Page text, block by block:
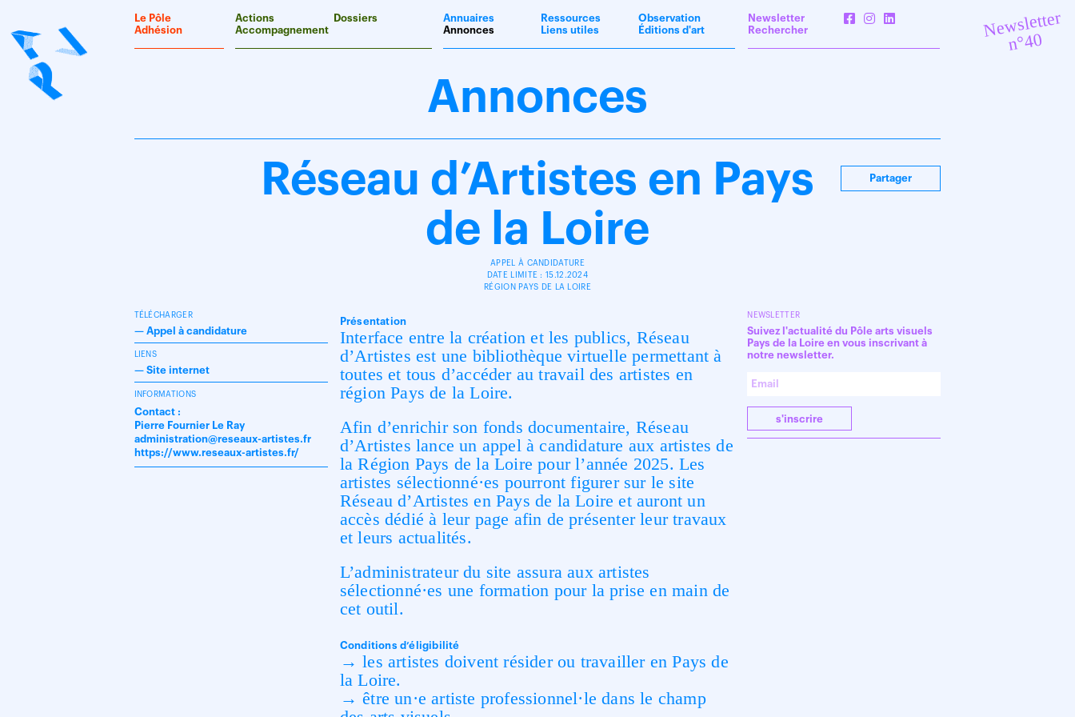
Newsletter
n°40
Le Pôle
Adhésion
Actions
Accompagnement
Dossiers
Annuaires
Annonces
Ressources
Liens utiles
Observation
Éditions d'art
Newsletter
Rechercher
Annonces
Partager
Réseau d’Artistes en Pays
de la Loire
APPEL À CANDIDATURE
DATE LIMITE : 15.12.2024
RÉGION PAYS DE LA LOIRE
Présentation
Interface entre la création et les publics, Réseau
d’Artistes est une bibliothèque virtuelle permettant à
toutes et tous d’accéder au travail des artistes en
région Pays de la Loire.
Afin d’enrichir son fonds documentaire, Réseau
d’Artistes lance un appel à candidature aux artistes de
la Région Pays de la Loire pour l’année 2025. Les
artistes sélectionné·es pourront figurer sur le site
Réseau d’Artistes en Pays de la Loire et auront un
accès dédié à leur page afin de présenter leur travaux
et leurs actualités.
L’administrateur du site assura aux artistes
sélectionné·es une formation pour la prise en main de
cet outil.
Conditions d’éligibilité
→ les artistes doivent résider ou travailler en Pays de
la Loire.
→ être un·e artiste professionnel·le dans le champ
TÉLÉCHARGER
— Appel à candidature
LIENS
— Site internet
INFORMATIONS
Contact :
Pierre Fournier Le Ray
administration@reseaux-artistes.fr
https://www.reseaux-artistes.fr/
NEWSLETTER
Suivez l'actualité du Pôle arts visuels
Pays de la Loire en vous inscrivant à
notre newsletter.
s'inscrire